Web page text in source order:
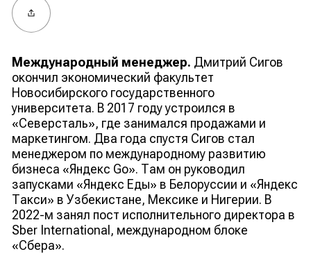
Поделиться
Международный менеджер. Дмитрий Сигов
окончил экономический факультет
Новосибирского государственного
университета. В 2017 году устроился в
«Северсталь», где занимался продажами и
маркетингом. Два года спустя Сигов стал
менеджером по международному развитию
бизнеса «Яндекс Gо». Там он руководил
запусками «Яндекс Еды» в Белоруссии и «Яндекс
Такси» в Узбекистане, Мексике и Нигерии. В
2022-м занял пост исполнительного директора в
Sber International, международном блоке
«Сбера».